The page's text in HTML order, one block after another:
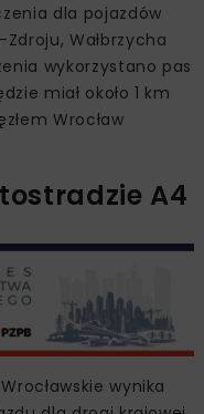
dla pojazdów
Wałbrzycha
wykorzystano pas
miał około 1 km
Wrocław
A4
wynika